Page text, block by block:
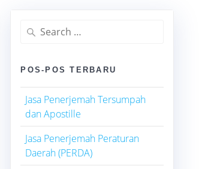
Search
for:
POS-POS TERBARU
Jasa Penerjemah Tersumpah
dan Apostille
Jasa Penerjemah Peraturan
Daerah (PERDA)